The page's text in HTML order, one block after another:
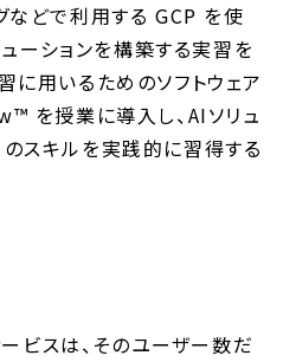
などで利用する GCP を使
ーションを構築する実習を
に用いるためのソフトウェア
を授業に導入し、AIソリュ
スキルを実践的に習得する
ビスは、そのユーザー数だ